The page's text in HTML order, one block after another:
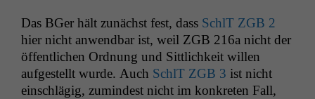
Das BGer hält zunächst fest, dass SchlT ZGB 2
hier nicht anwend­bar ist, weil ZGB 216a nicht der
öffentlichen Ord­nung und Sit­tlichkeit willen
aufgestellt wurde. Auch SchlT ZGB 3 ist nicht
ein­schlägig, zumin­d­est nicht im konkreten Fall,